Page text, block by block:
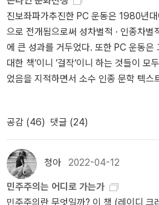
90년대 이전까지만 해도 남성 운동 내
의 성 역할에 대한 비판”의 목소리가 있
결 페미니즘에 대한 백래시와 함께 그러
양으로 변질”됐고, 이에 따라 페미니즘
진보적이면서도 성찰적인 시각으로 여
라졌고, 그 이후 과격파가 성장하기 시
특권이라는 개념을 거부”하는 남성 운동
선동하게 되었다고 말하지만, 인터넷 이
남성 운동조차 오늘날 온라인에서 부상
히 온건해 보일 정도라며 현재의 심각성
블러 등 온라인 문화전쟁의 전초기지로
포퓰리즘과 거의 정확하게 일치하기 때
새로운 용어가 필요해 보입니다.현재
층을 확보하고 있는 대안우파는 기존의
고 선언하고 자신들이 보수주의의 정치
을 공공연하게 홍보하고 있는데요. 앞서
의 본질을 간략하게 나마 소개했는데요.
분의 대안우파들은 노골적인 인종차별
우월성을 강조하고 더불어 이슬람을 비
리를 깡그리 거부하며 이들을 극도로 혐
다. 이 지점에서 우리가 알고 있는 보수
면, 원래 전통적인 보수주의는 에드먼드
기반한 사회와 이를 지탱하는 건강한 가
건 하지 않았었는데, 단발머리 님의 페이
없더라.[늑대와 토끼의 게임]은 for my
사이]는 아마도 투비에서였나, 자목련 님
트]는 사실 작가도 책도 모르고 있었는데
은행에 오랜만에 갔다가 우리 담당 직원
었고 그러다보니 은행에 작가가 있다는
그 분 이름이 어떻게 되세요? 하고 검색
슬쩍, 어떤 분인지 보기도 했다. 아마 그
쓰려고 했는데, 작가 소개를 보니 은행에
응, 은행 애기 해도 되는구나 싶어, 나의
가님임을 굳이 쓴다 ㅋㅋㅋ 그런데 나는
깊이 있게 분석한다.
진보좌파가추진한 PC 운동은 1980년
으로 전개됨으로써 성차별적 · 인종차별
에 큰 성과를 거두었다. 또한 PC 운동은
대한 책‘이니 ‘걸작‘이니 하는 것들이 모
었음을 지적하면서 소수 인종 문학 텍스
과과정 개편을 위해 노력했다. 또 PC
m, 동성연애자들에 대한 차별
sm, 신체의 능력에 대한 차별ableism
다. - P22이 책을 한 번 읽고나서 부분적
시작한 목적은 PC문화에 대해 좀 더 명
에 대해 얼마간의 답을 얻고 싶어서였
공감 (46) 댓글 (24)
청아 2022-04-12
민주주의는 어디로 가는가
민주주의란 무엇일까? 이 책 (레이디 크